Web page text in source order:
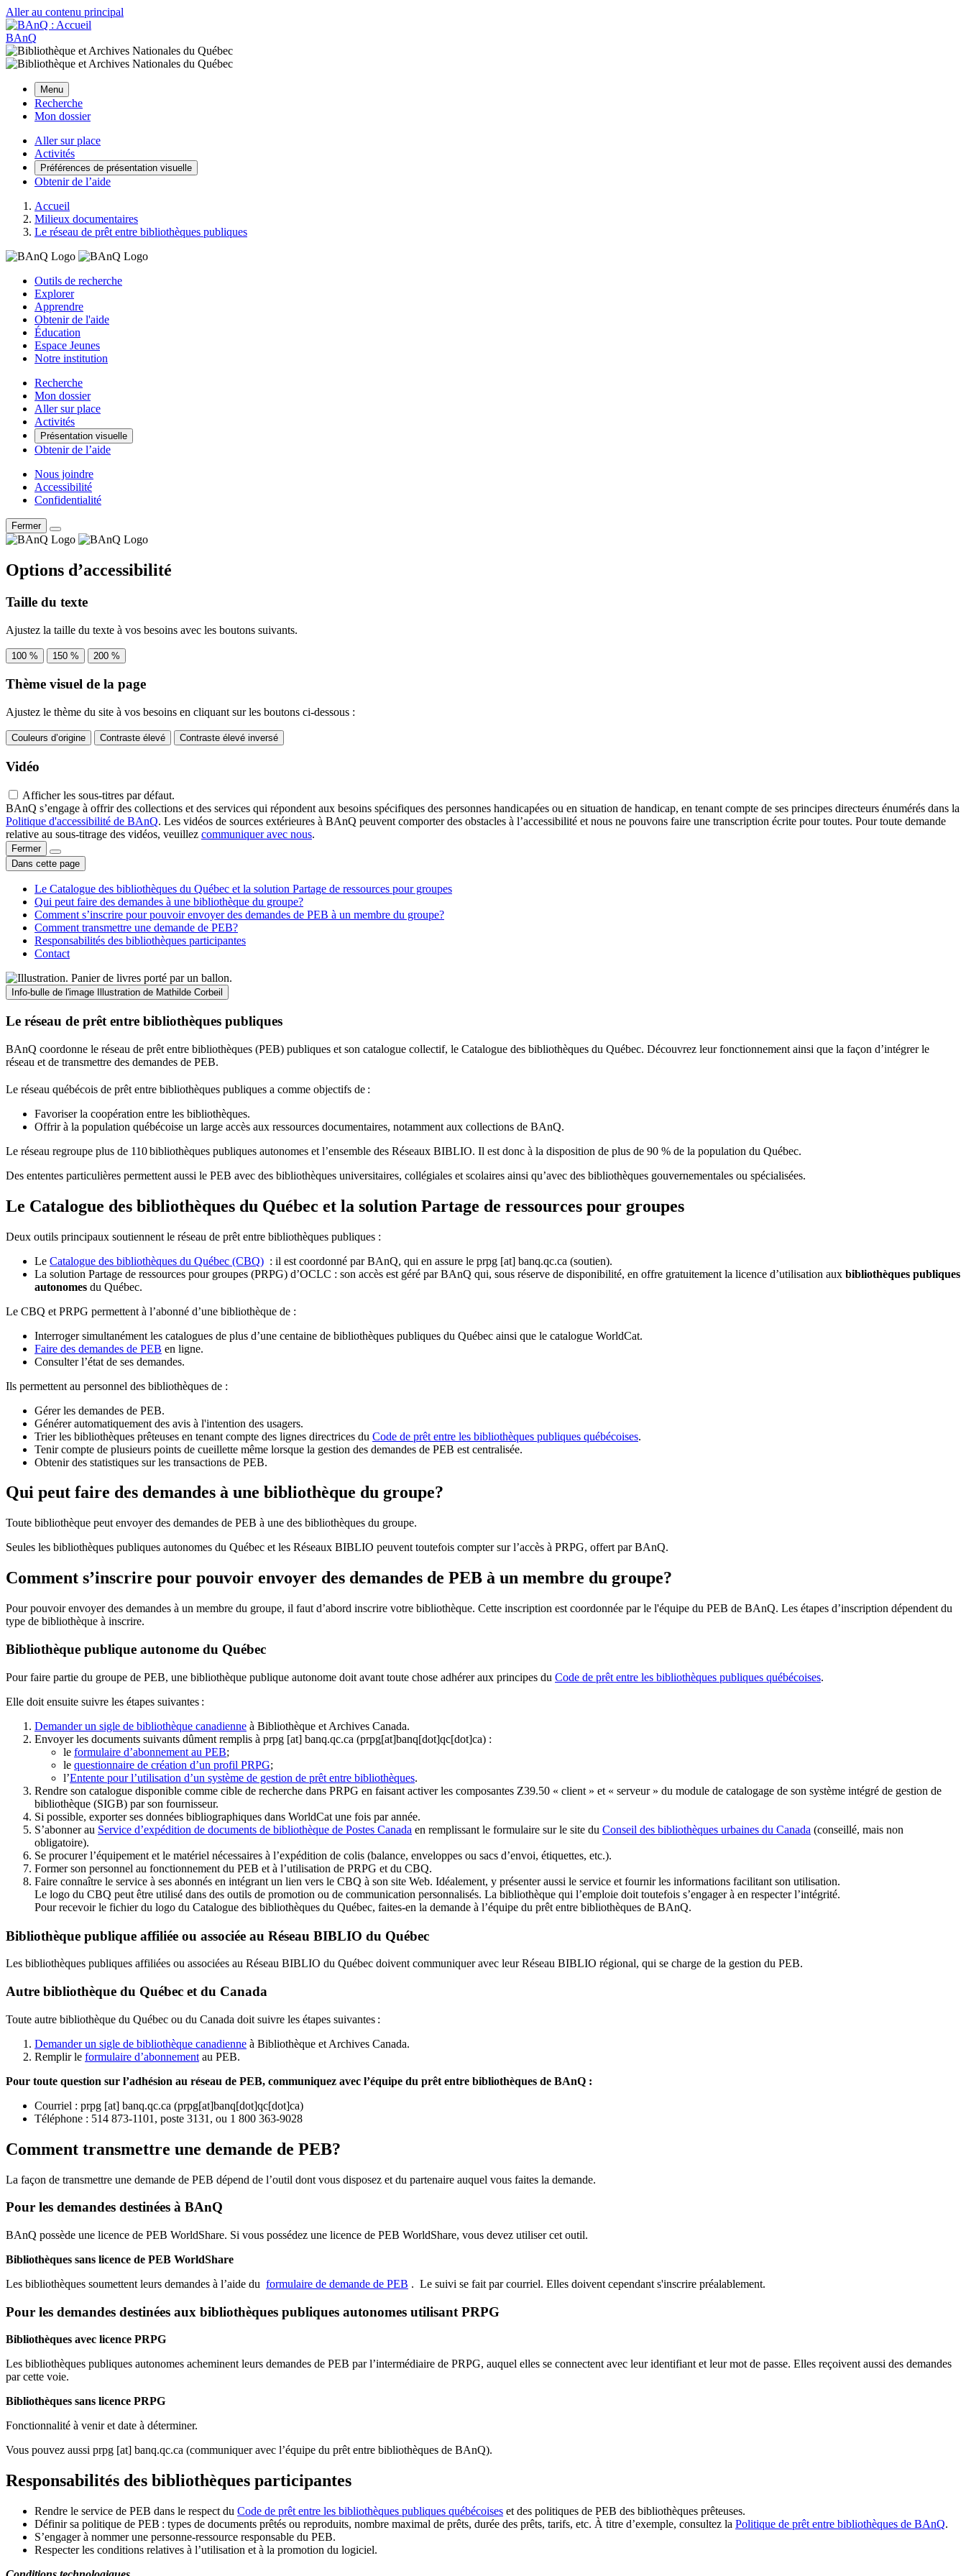
Aller au contenu principal
BAnQ
Menu
Recherche
Mon dossier
Aller sur place
Activités
Préférences de présentation visuelle
Obtenir de l’aide
Accueil
Milieux documentaires
Le réseau de prêt entre bibliothèques publiques
Outils de recherche
Explorer
Apprendre
Obtenir de l'aide
Éducation
Espace Jeunes
Notre institution
Recherche
Mon dossier
Aller sur place
Activités
Présentation visuelle
Obtenir de l’aide
Nous joindre
Accessibilité
Confidentialité
Fermer
Options d’accessibilité
Taille du texte
Ajustez la taille du texte à vos besoins avec les boutons suivants.
100 % 150 % 200 %
Thème visuel de la page
Ajustez le thème du site à vos besoins en cliquant sur les boutons ci-dessous :
Couleurs d’origine Contraste élevé Contraste élevé inversé
Vidéo
Afficher les sous-titres par défaut.
BAnQ s’engage à offrir des collections et des services qui répondent aux besoins spécifiques des personnes handicapées ou en situation de handicap, en tenant compte de ses principes directeurs énumérés dans la
Politique d'accessibilité de BAnQ. Les vidéos de sources extérieures à BAnQ peuvent comporter des obstacles à l’accessibilité et nous ne pouvons faire une transcription écrite pour toutes. Pour toute demande
relative au sous-titrage des vidéos, veuillez communiquer avec nous.
Fermer
Dans cette page
Le Catalogue des bibliothèques du Québec et la solution Partage de ressources pour groupes
Qui peut faire des demandes à une bibliothèque du groupe?
Comment s’inscrire pour pouvoir envoyer des demandes de PEB à un membre du groupe?
Comment transmettre une demande de PEB?
Responsabilités des bibliothèques participantes
Contact
Info-bulle de l'image Illustration de Mathilde Corbeil
Le réseau de prêt entre bibliothèques publiques
BAnQ coordonne le réseau de prêt entre bibliothèques (PEB) publiques et son catalogue collectif, le Catalogue des bibliothèques du Québec. Découvrez leur fonctionnement ainsi que la façon d’intégrer le
réseau et de transmettre des demandes de PEB.
Le réseau québécois de prêt entre bibliothèques publiques a comme objectifs de :
Favoriser la coopération entre les bibliothèques.
Offrir à la population québécoise un large accès aux ressources documentaires, notamment aux collections de BAnQ.
Le réseau regroupe plus de 110bibliothèques publiques autonomes et l’ensemble des Réseaux BIBLIO. Il est donc à la disposition de plus de 90 % de la population du Québec.
Des ententes particulières permettent aussi le PEB avec des bibliothèques universitaires, collégiales et scolaires ainsi qu’avec des bibliothèques gouvernementales ou spécialisées.
Le Catalogue des bibliothèques du Québec et la solution Partage de ressources pour groupes
Deux outils principaux soutiennent le réseau de prêt entre bibliothèques publiques :
Le Catalogue des bibliothèques du Québec (CBQ) : il est coordonné par BAnQ, qui en assure le prpg [at] banq.qc.ca (soutien).
La solution Partage de ressources pour groupes (PRPG) d’OCLC : son accès est géré par BAnQ qui, sous réserve de disponibilité, en offre gratuitement la licence d’utilisation aux bibliothèques publiques
autonomes du Québec.
Le CBQ et PRPG permettent à l’abonné d’une bibliothèque de :
Interroger simultanément les catalogues de plus d’une centaine de bibliothèques publiques du Québec ainsi que le catalogue WorldCat.
Faire des demandes de PEB en ligne.
Consulter l’état de ses demandes.
Ils permettent au personnel des bibliothèques de :
Gérer les demandes de PEB.
Générer automatiquement des avis à l'intention des usagers.
Trier les bibliothèques prêteuses en tenant compte des lignes directrices du Code de prêt entre les bibliothèques publiques québécoises.
Tenir compte de plusieurs points de cueillette même lorsque la gestion des demandes de PEB est centralisée.
Obtenir des statistiques sur les transactions de PEB.
Qui peut faire des demandes à une bibliothèque du groupe?
Toute bibliothèque peut envoyer des demandes de PEB à une des bibliothèques du groupe.
Seules les bibliothèques publiques autonomes du Québec et les Réseaux BIBLIO peuvent toutefois compter sur l’accès à PRPG, offert par BAnQ.
Comment s’inscrire pour pouvoir envoyer des demandes de PEB à un membre du groupe?
Pour pouvoir envoyer des demandes à un membre du groupe, il faut d’abord inscrire votre bibliothèque. Cette inscription est coordonnée par le l'équipe du PEB de BAnQ. Les étapes d’inscription dépendent du
type de bibliothèque à inscrire.
Bibliothèque publique autonome du Québec
Pour faire partie du groupe de PEB, une bibliothèque publique autonome doit avant toute chose adhérer aux principes du Code de prêt entre les bibliothèques publiques québécoises.
Elle doit ensuite suivre les étapes suivantes :
Demander un sigle de bibliothèque canadienne à Bibliothèque et Archives Canada.
Envoyer les documents suivants dûment remplis à prpg [at] banq.qc.ca (prpg[at]banq[dot]qc[dot]ca) :
le formulaire d’abonnement au PEB;
le questionnaire de création d’un profil PRPG;
l’Entente pour l’utilisation d’un système de gestion de prêt entre bibliothèques.
Rendre son catalogue disponible comme cible de recherche dans PRPG en faisant activer les composantes Z39.50 « client » et « serveur » du module de catalogage de son système intégré de gestion de
bibliothèque (SIGB) par son fournisseur.
Si possible, exporter ses données bibliographiques dans WorldCat une fois par année.
S’abonner au Service d’expédition de documents de bibliothèque de Postes Canada en remplissant le formulaire sur le site du Conseil des bibliothèques urbaines du Canada (conseillé, mais non
obligatoire).
Se procurer l’équipement et le matériel nécessaires à l’expédition de colis (balance, enveloppes ou sacs d’envoi, étiquettes, etc.).
Former son personnel au fonctionnement du PEB et à l’utilisation de PRPG et du CBQ.
Faire connaître le service à ses abonnés en intégrant un lien vers le CBQ à son site Web. Idéalement, y présenter aussi le service et fournir les informations facilitant son utilisation.
Le logo du CBQ peut être utilisé dans des outils de promotion ou de communication personnalisés. La bibliothèque qui l’emploie doit toutefois s’engager à en respecter l’intégrité.
Pour recevoir le fichier du logo du Catalogue des bibliothèques du Québec, faites-en la demande à l’équipe du prêt entre bibliothèques de BAnQ.
Bibliothèque publique affiliée ou associée au Réseau BIBLIO du Québec
Les bibliothèques publiques affiliées ou associées au Réseau BIBLIO du Québec doivent communiquer avec leur Réseau BIBLIO régional, qui se charge de la gestion du PEB.
Autre bibliothèque du Québec et du Canada
Toute autre bibliothèque du Québec ou du Canada doit suivre les étapes suivantes :
Demander un sigle de bibliothèque canadienne à Bibliothèque et Archives Canada.
Remplir le formulaire d’abonnement au PEB.
Pour toute question sur l’adhésion au réseau de PEB, communiquez avec l’équipe du prêt entre bibliothèques de BAnQ :
Courriel : prpg [at] banq.qc.ca (prpg[at]banq[dot]qc[dot]ca)
Téléphone : 514 873-1101, poste 3131, ou 1 800 363-9028
Comment transmettre une demande de PEB?
La façon de transmettre une demande de PEB dépend de l’outil dont vous disposez et du partenaire auquel vous faites la demande.
Pour les demandes destinées à BAnQ
BAnQ possède une licence de PEB WorldShare. Si vous possédez une licence de PEB WorldShare, vous devez utiliser cet outil.
Bibliothèques sans licence de PEB WorldShare
Les bibliothèques soumettent leurs demandes à l’aide du formulaire de demande de PEB . Le suivi se fait par courriel. Elles doivent cependant s'inscrire préalablement.
Pour les demandes destinées aux bibliothèques publiques autonomes utilisant PRPG
Bibliothèques avec licence PRPG
Les bibliothèques publiques autonomes acheminent leurs demandes de PEB par l’intermédiaire de PRPG, auquel elles se connectent avec leur identifiant et leur mot de passe. Elles reçoivent aussi des demandes
par cette voie.
Bibliothèques sans licence PRPG
Fonctionnalité à venir et date à déterminer.
Vous pouvez aussi prpg [at] banq.qc.ca (communiquer avec l’équipe du prêt entre bibliothèques de BAnQ).
Responsabilités des bibliothèques participantes
Rendre le service de PEB dans le respect du Code de prêt entre les bibliothèques publiques québécoises et des politiques de PEB des bibliothèques prêteuses.
Définir sa politique de PEB : types de documents prêtés ou reproduits, nombre maximal de prêts, durée des prêts, tarifs, etc. À titre d’exemple, consultez la Politique de prêt entre bibliothèques de BAnQ.
S’engager à nommer une personne-ressource responsable du PEB.
Respecter les conditions relatives à l’utilisation et à la promotion du logiciel.